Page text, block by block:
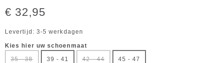
€ 32,95
Levertijd: 3-5 werkdagen
Kies hier uw schoenmaat
35 - 38
39 - 41 42 - 44 45 - 47